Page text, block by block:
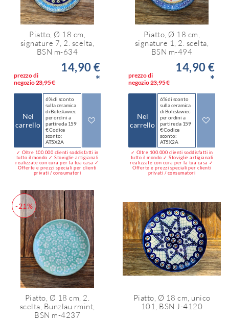
Piatto, Ø 18 cm,
signature 7, 2. scelta,
BSN m-634
prezzo di
negozio23,95 €
14,90 €
*
Nel
carrello
6% di sconto
sulla ceramica
di Bolesławiec
per ordini a
partire da 159
€ Codice
sconto:
AT5X2A
✓ Oltre 100.000 clienti soddisfatti in
tutto il mondo ✓ Stoviglie artigianali
realizzate con cura per la tua casa ✓
Offerte e prezzi speciali per clienti
privati / consumatori
Piatto, Ø 18 cm,
signature 1, 2. scelta,
BSN m-494
prezzo di
negozio23,95 €
14,90 €
*
Nel
carrello
6% di sconto
sulla ceramica
di Bolesławiec
per ordini a
partire da 159
€ Codice
sconto:
AT5X2A
✓ Oltre 100.000 clienti soddisfatti in
tutto il mondo ✓ Stoviglie artigianali
realizzate con cura per la tua casa ✓
Offerte e prezzi speciali per clienti
privati / consumatori
-21%
Piatto, Ø 18 cm, 2.
scelta, Bunzlau rmint,
BSN m-4237
Piatto, Ø 18 cm, unico
101, BSN J-4120